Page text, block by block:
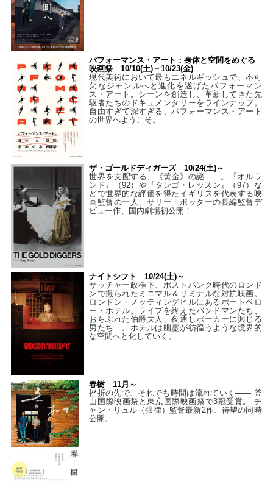
パフォーマンス・アート：身体と空間をめぐる
映画祭 10/10(土)－10/23(金)
現代美術において最もエネルギッシュで、不可
欠なジャンルへと進化を遂げたパフォーマン
ス・アート。シーンを創造し、革新してきた先
駆者たちのドキュメンタリーをラインナップ。
自由すぎて深すぎる、パフォーマンス・アート
の世界へようこそ。
ザ・ゴールドディガーズ 10/24(土)～
世界を支配する、《黄金》の謎――。『オルラ
ンド』（92）や『タンゴ・レッスン』（97）な
どで世界的な評価を得たイギリスを代表する映
画監督の一人、サリー・ポッターの長編監督デ
ビュー作、国内劇場初公開！
ナイトシフト 10/24(土)～
サッチャー政権下、ポストパンク時代のロンド
ンで撮られたミニマル＆リミナルな対抗映画。
ロンドン・ノッティングヒルにあるポートベロ
ー・ホテル。ライブを終えたバンドマンたち、
おちぶれた伯爵夫人、夜通しポーカーに興じる
男たち…。ホテルは幽霊が彷徨うような境界的
な空間へと化していく。
春樹 11月～
挫折の先で、それでも時間は流れていく—— 釜
山国際映画祭と東京国際映画祭で3冠受賞。 チ
ャン・リュル（張律）監督最新2作、待望の同時
公開。